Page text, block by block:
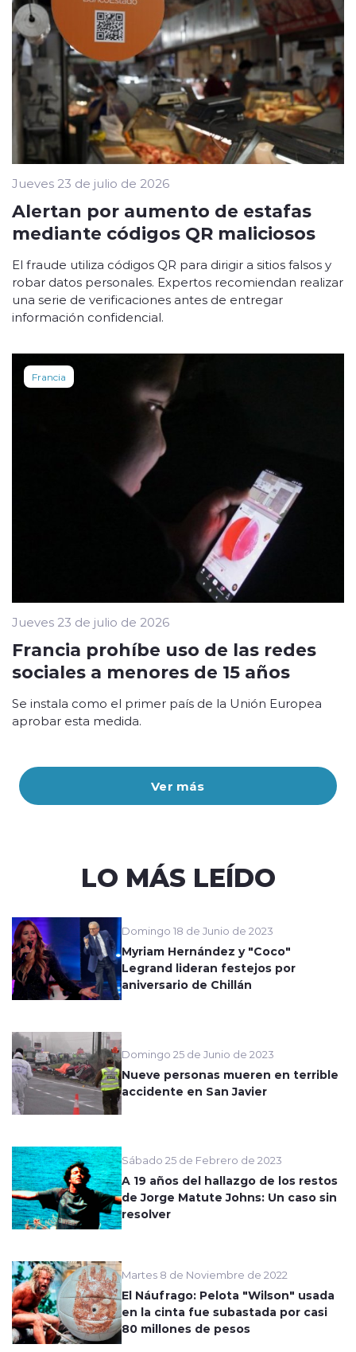
Ver más
Jueves 23 de julio de 2026
Alertan por aumento de estafas
mediante códigos QR maliciosos
El fraude utiliza códigos QR para dirigir a sitios falsos y
robar datos personales. Expertos recomiendan realizar
una serie de verificaciones antes de entregar
información confidencial.
Francia
Jueves 23 de julio de 2026
Francia prohíbe uso de las redes
sociales a menores de 15 años
Se instala como el primer país de la Unión Europea
aprobar esta medida.
LO MÁS LEÍDO
Domingo 18 de Junio de 2023
Myriam Hernández y "Coco"
Legrand lideran festejos por
aniversario de Chillán
Domingo 25 de Junio de 2023
Nueve personas mueren en terrible
accidente en San Javier
Sábado 25 de Febrero de 2023
A 19 años del hallazgo de los restos
de Jorge Matute Johns: Un caso sin
resolver
Martes 8 de Noviembre de 2022
El Náufrago: Pelota "Wilson" usada
en la cinta fue subastada por casi
80 millones de pesos